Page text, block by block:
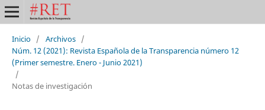
Inicio / Archivos /
Núm. 12 (2021): Revista Española de la Transparencia número 12
(Primer semestre. Enero - Junio 2021)
/
Notas de investigación